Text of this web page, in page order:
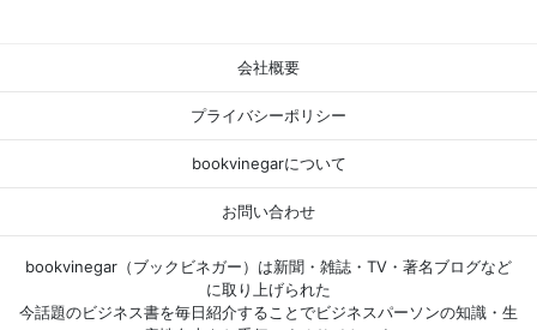
会社概要
プライバシーポリシー
bookvinegarについて
お問い合わせ
bookvinegar（ブックビネガー）は新聞・雑誌・TV・著名ブログなど
に取り上げられた
今話題のビジネス書を毎日紹介することでビジネスパーソンの知識・生